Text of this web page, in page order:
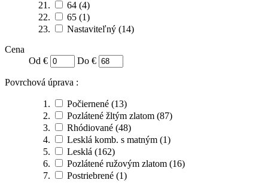
64 (4)
65 (1)
Nastaviteľný (14)
Cena
Od €
Do €
Povrchová úprava :
Počiernené (13)
Pozlátené žltým zlatom (87)
Rhódiované (48)
Lesklá komb. s matným (1)
Lesklá (162)
Pozlátené ružovým zlatom (16)
Postriebrené (1)